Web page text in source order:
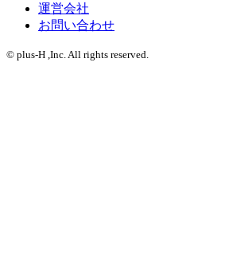
運営会社
お問い合わせ
© plus-H ,Inc. All rights reserved.